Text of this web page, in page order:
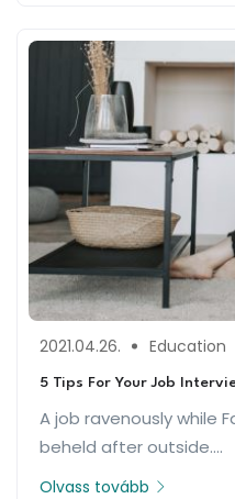
2021.04.26. Education
5 Tips For Your Job
A job ravenously while
beheld after outside....
Olvass tovább